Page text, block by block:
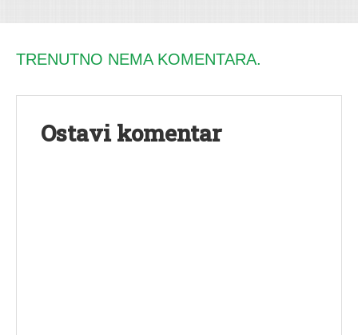
TRENUTNO NEMA KOMENTARA.
Ostavi komentar